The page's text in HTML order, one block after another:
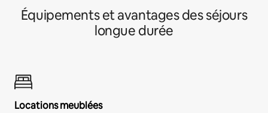
Équipements et avantages des séjours
longue durée
Locations meublées